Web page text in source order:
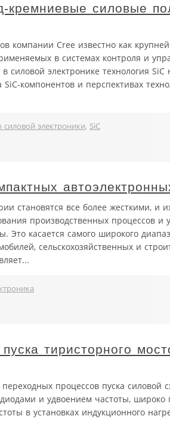
кремниевые силовые
компании Сree известно как
в системах контроля и
силовой электронике технология
компонентов и перспективах
электроники, SiC
становятся все более жесткими, и
производственных процессов и
Это касается самого широкого
сельскохозяйственных и
тиристорного
процессов пуска силовой
и удвоением частоты,
в установках индукционного